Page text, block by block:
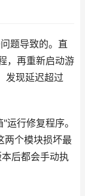
题导致的。直
，再重新启动游
发现延迟超过
运行修复程序。
两个模块损坏最
后都会手动执